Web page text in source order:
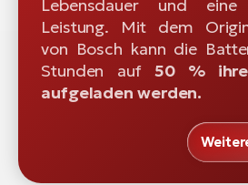
Lebensdauer und eine
Leistung. Mit dem
von Bosch kann die
Stunden auf50 %
aufgeladen werden.